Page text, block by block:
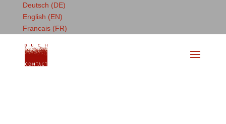
Deutsch (DE)
English (EN)
Francais (FR)